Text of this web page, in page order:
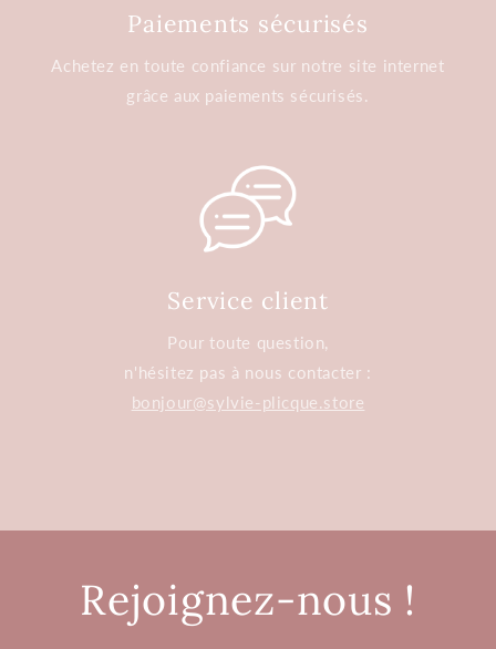
Paiements sécurisés
Achetez en toute confiance sur notre site internet
grâce aux paiements sécurisés.
Service client
Pour toute question,
n'hésitez pas à nous contacter :
bonjour@sylvie-plicque.store
Rejoignez-nous !